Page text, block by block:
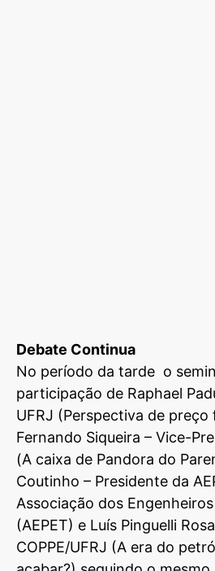
Debate Continua
No período da tarde o
participação de Raphael
UFRJ (Perspectiva de
Fernando Siqueira – Vice-
(A caixa de Pandora do
Coutinho – Presidente da
Associação dos
(AEPET) e Luís Pinguelli
COPPE/UFRJ (A era do